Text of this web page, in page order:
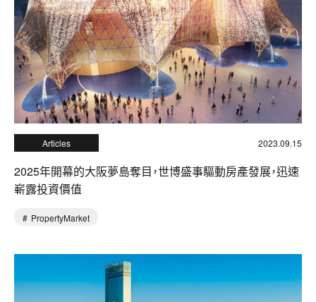
Articles 2023.09.15
2025年開幕的大阪夢島奪目，世博盛事驅動房產發展，迅速
嶄露投資價值
PropertyMarket